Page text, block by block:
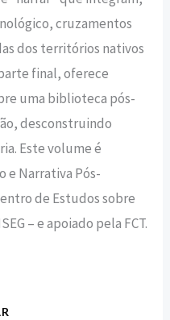
cruzamentos
dos territórios nativos
final, oferece
uma biblioteca pós-
desconstruindo
Este volume é
e Narrativa Pós-
de Estudos sobre
– e apoiado pela FCT.